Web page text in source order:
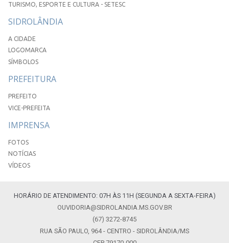
TURISMO, ESPORTE E CULTURA - SETESC
SIDROLÂNDIA
A CIDADE
LOGOMARCA
SÍMBOLOS
PREFEITURA
PREFEITO
VICE-PREFEITA
IMPRENSA
FOTOS
NOTÍCIAS
VÍDEOS
HORÁRIO DE ATENDIMENTO: 07H ÀS 11H (SEGUNDA A SEXTA-FEIRA)
OUVIDORIA@SIDROLANDIA.MS.GOV.BR
(67) 3272-8745
RUA SÃO PAULO, 964 - CENTRO - SIDROLÂNDIA/MS